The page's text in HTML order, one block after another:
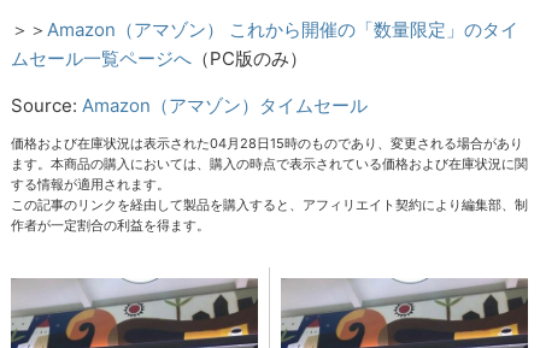
＞＞ Amazon（アマゾン） これから開催の「数量限定」のタイ
ムセール一覧ページへ （PC版のみ）
Source: Amazon（アマゾン）タイムセール
価格および在庫状況は表示された04月28日15時のものであり、変更される場合があり
ます。本商品の購入においては、購入の時点で表示されている価格および在庫状況に関
する情報が適用されます。
この記事のリンクを経由して製品を購入すると、アフィリエイト契約により編集部、制
作者が一定割合の利益を得ます。